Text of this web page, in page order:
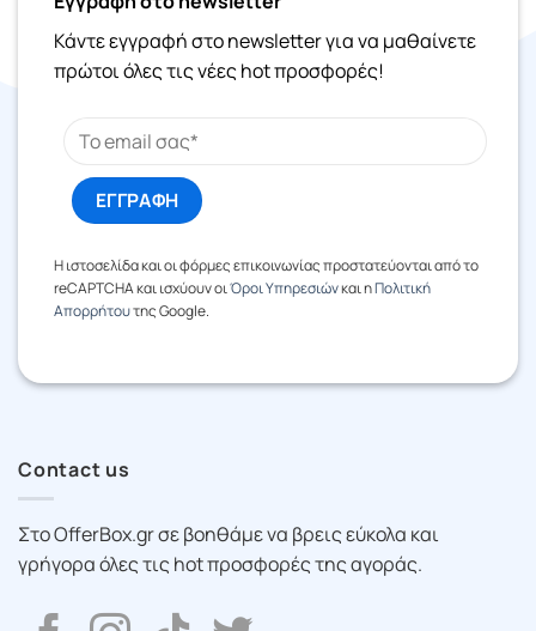
Κάντε εγγραφή στο newsletter για να μαθαίνετε
πρώτοι όλες τις νέες hot προσφορές!
Η ιστοσελίδα και οι φόρμες επικοινωνίας προστατεύονται από το
reCAPTCHA και ισχύουν οιΌροι Υπηρεσιώνκαι ηΠολιτική
Απορρήτουτης Google.
Contact us
Στο OfferBox.gr σε βοηθάμε να βρεις εύκολα και
γρήγορα όλες τις hot προσφορές της αγοράς.